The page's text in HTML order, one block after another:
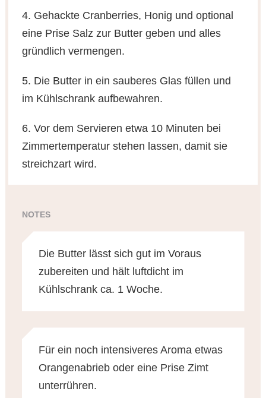
4. Gehackte Cranberries, Honig und optional
eine Prise Salz zur Butter geben und alles
gründlich vermengen.
5. Die Butter in ein sauberes Glas füllen und
im Kühlschrank aufbewahren.
6. Vor dem Servieren etwa 10 Minuten bei
Zimmertemperatur stehen lassen, damit sie
streichzart wird.
NOTES
Die Butter lässt sich gut im Voraus
zubereiten und hält luftdicht im
Kühlschrank ca. 1 Woche.
Für ein noch intensiveres Aroma etwas
Orangenabrieb oder eine Prise Zimt
unterrühren.